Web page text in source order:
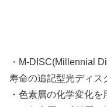
・M-DISC(Millennial
寿命の追記型光ディス
・色素層の化学変化